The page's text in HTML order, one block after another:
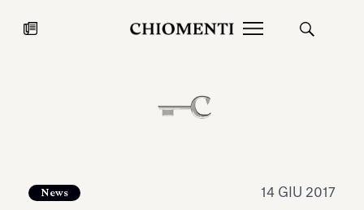
27 LUG 2026
News 14 GIU 2017